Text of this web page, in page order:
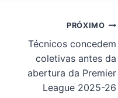
PRÓXIMO
Técnicos concedem
coletivas antes da
abertura da Premier
League 2025-26